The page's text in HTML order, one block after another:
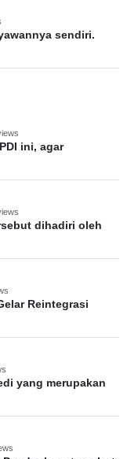
sendiri.
ini, agar
dihadiri oleh
Reintegrasi
yang merupakan